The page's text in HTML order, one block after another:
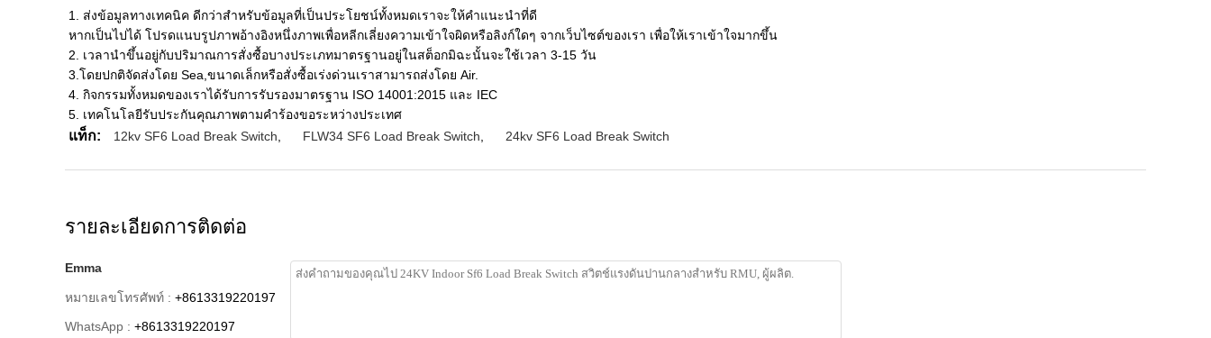
1. ส่งข้อมูลทางเทคนิค ดีกว่าสำหรับข้อมูลที่เป็นประโยชน์ทั้งหมดเราจะให้คำแนะนำที่ดี
หากเป็นไปได้ โปรดแนบรูปภาพอ้างอิงหนึ่งภาพเพื่อหลีกเลี่ยงความเข้าใจผิดหรือลิงก์ใดๆ จากเว็บไซต์ของเรา เพื่อให้เราเข้าใจมากขึ้น
2. เวลานำขึ้นอยู่กับปริมาณการสั่งซื้อบางประเภทมาตรฐานอยู่ในสต็อกมิฉะนั้นจะใช้เวลา 3-15 วัน
3.โดยปกติจัดส่งโดย Sea,ขนาดเล็กหรือสั่งซื้อเร่งด่วนเราสามารถส่งโดย Air.
4. กิจกรรมทั้งหมดของเราได้รับการรับรองมาตรฐาน ISO 14001:2015 และ IEC
5. เทคโนโลยีรับประกันคุณภาพตามคำร้องขอระหว่างประเทศ
แท็ก: 12kv SF6 Load Break Switch FLW34 SF6 Load Break Switch 24kv SF6 Load Break Switch
รายละเอียดการติดต่อ
Emma
หมายเลขโทรศัพท์ : +8613319220197
WhatsApp : +8613319220197